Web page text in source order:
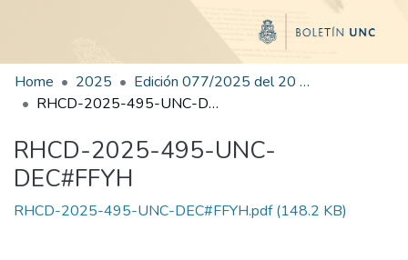
Home 2025
Edición 077/2025 del 20 de octubre de 2025
RHCD-2025-495-UNC-DEC#FFYH
RHCD-2025-495-UNC-
DEC#FFYH
RHCD-2025-495-UNC-DEC#FFYH.pdf(148.2 KB)